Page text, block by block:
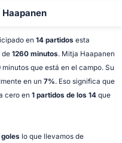
en 14 partidos esta
de 1260 minutos. Mitja Haapanen
minutos que está en el campo. Su
en un 7%. Eso significa que
cero en 1 partidos de los 14que
lo que llevamos de